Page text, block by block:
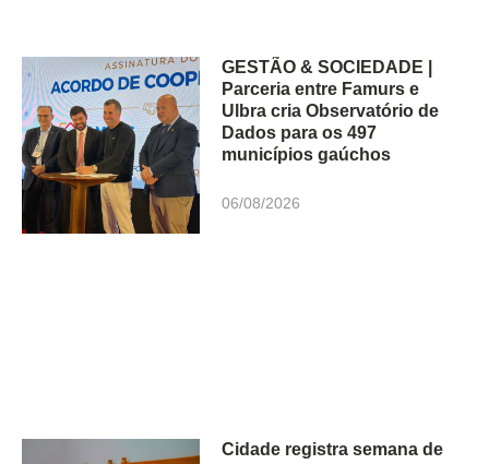
GESTÃO & SOCIEDADE |
Parceria entre Famurs e
Ulbra cria Observatório de
Dados para os 497
municípios gaúchos
06/08/2026
Cidade registra semana de